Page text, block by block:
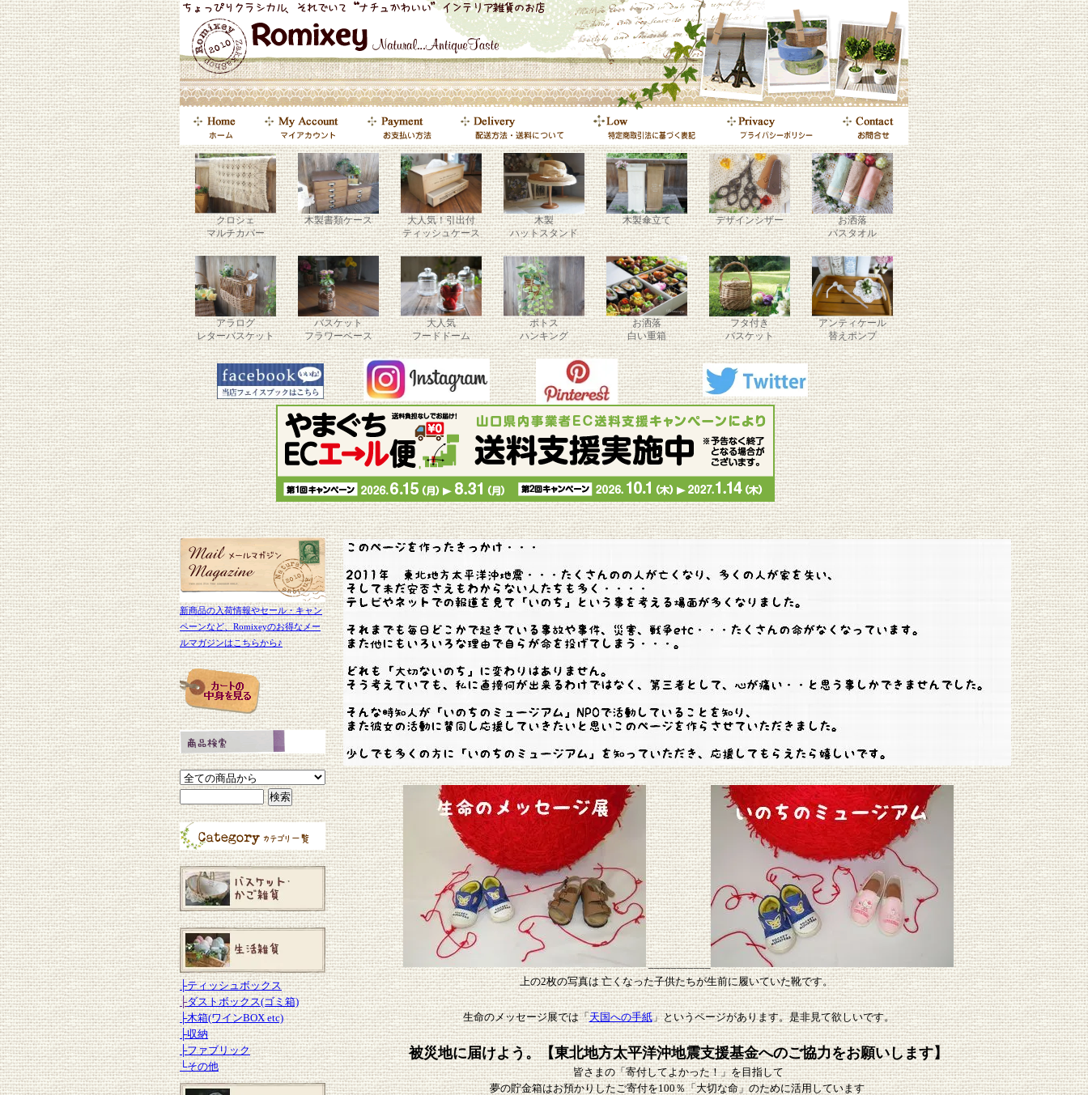
クロシェ
マルチカバー
木製書類ケース
大人気！引出付
ティッシュケース
木製
ハットスタンド
木製傘立て デザインシザー
お洒落
バスタオル
アラログ
レターバスケット
バスケット
フラワーベース
大人気
フードドーム
ポトス
ハンキング
お洒落
白い重箱
フタ付き
バスケット
アンティケール
替えポンプ
___________
上の2枚の写真は 亡くなった子供たちが生前に履いていた靴です。
生命のメッセージ展では「天国への手紙」というページがあります。是非見て欲しいです。
被災地に届けよう。【東北地方太平洋沖地震支援基金へのご協力をお願いします】
皆さまの「寄付してよかった！」を目指して
夢の貯金箱はお預かりしたご寄付を100％「大切な命」のために活用しています
新商品の入荷情報やセール・キャン
ペーンなど、Romixeyのお得なメー
ルマガジンはこちらから♪
├ティッシュボックス
├ダストボックス(ゴミ箱)
├木箱(ワインBOX etc)
├収納
├ファブリック
└その他